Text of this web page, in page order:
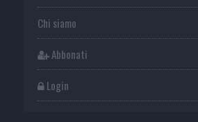
Chi siamo
Abbonati
Login